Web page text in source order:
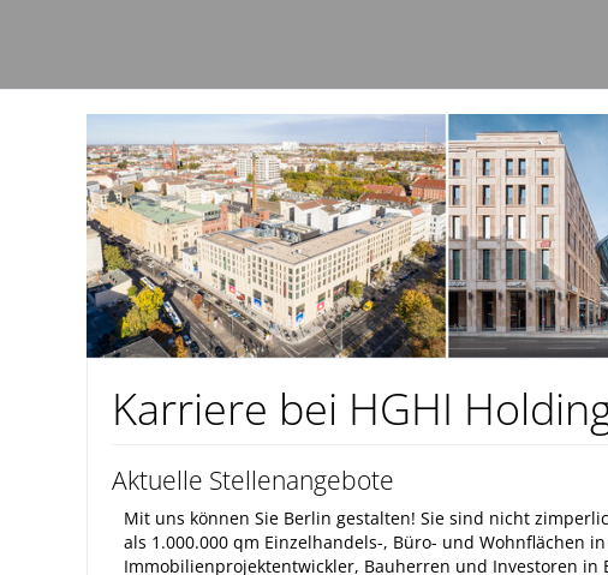
Karriere bei HGHI
Aktuelle Stellenangebote
Mit uns können Sie Berlin gestalten! Sie sind nicht
als 1.000.000 qm Einzelhandels-, Büro- und Wohnflächen
Immobilienprojektentwickler, Bauherren und Investoren in